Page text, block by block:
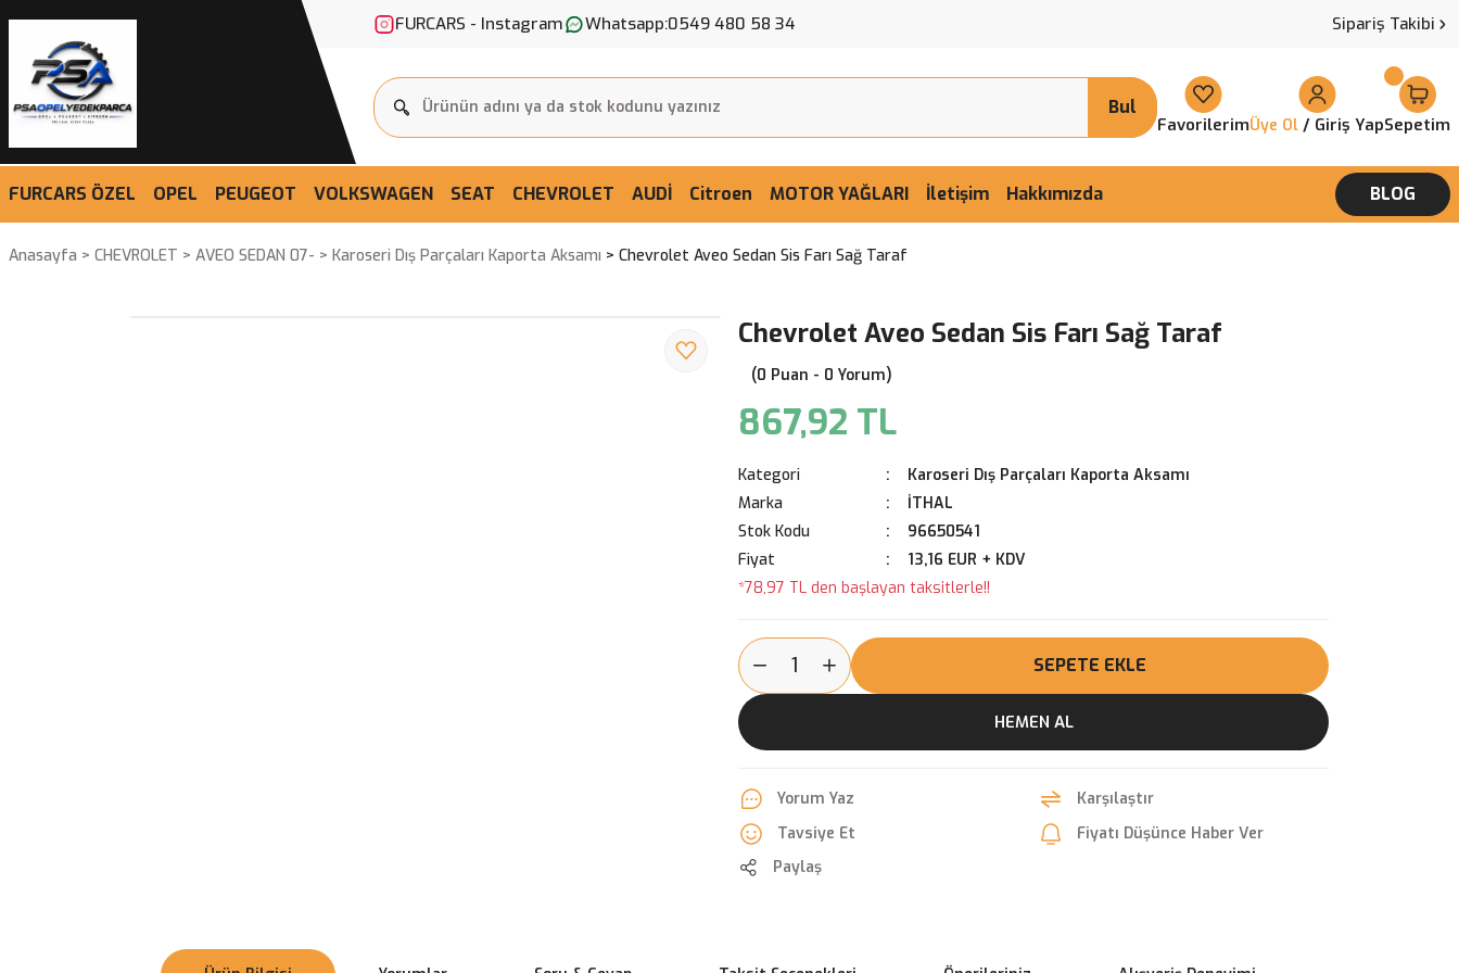
FURCARS - Instagram Whatsapp:0549 480 58 34 Sipariş Takibi
Bul
FavorilerimÜye Ol / Giriş YapSepetim
FURCARS ÖZEL OPEL PEUGEOT VOLKSWAGEN SEAT CHEVROLET AUDİ Citroen MOTOR YAĞLARI İletişim Hakkımızda BLOG
Anasayfa CHEVROLET AVEO SEDAN 07- Karoseri Dış Parçaları Kaporta Aksamı Chevrolet Aveo Sedan Sis Farı Sağ Taraf
Chevrolet Aveo Sedan Sis Farı Sağ Taraf
(0 Puan - 0 Yorum)
867,92 TL
Kategori
Karoseri Dış Parçaları Kaporta Aksamı
Marka
İTHAL
Stok Kodu
96650541
Fiyat
13,16 EUR + KDV
*78,97 TL den başlayan taksitlerle!!
SEPETE EKLE
HEMEN AL
Yorum Yaz
Karşılaştır
Tavsiye Et
Fiyatı Düşünce Haber Ver
Paylaş